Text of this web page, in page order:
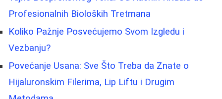
Profesionalnih Bioloških Tretmana
Koliko Pažnje Posvećujemo Svom Izgledu i
Vezbanju?
Povećanje Usana: Sve Što Treba da Znate o
Hijaluronskim Filerima, Lip Liftu i Drugim